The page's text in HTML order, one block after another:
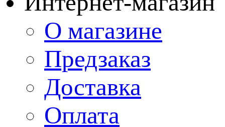
О магазине
Предзаказ
Доставка
Оплата